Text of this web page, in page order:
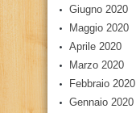
Giugno 2020
Maggio 2020
Aprile 2020
Marzo 2020
Febbraio 2020
Gennaio 2020